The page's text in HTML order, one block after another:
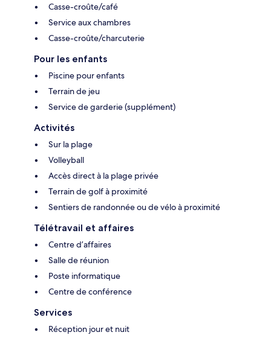
Casse-croûte/café
Service aux chambres
Casse-croûte/charcuterie
Pour les enfants
Piscine pour enfants
Terrain de jeu
Service de garderie (supplément)
Activités
Sur la plage
Volleyball
Accès direct à la plage privée
Terrain de golf à proximité
Sentiers de randonnée ou de vélo à proximité
Télétravail et affaires
Centre d’affaires
Salle de réunion
Poste informatique
Centre de conférence
Services
Réception jour et nuit